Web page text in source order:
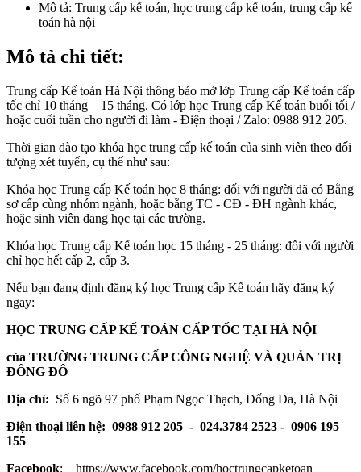
Mô tả: Trung cấp kế toán, học trung cấp kế toán, trung cấp kế
toán hà nội
Mô tả chi tiết:
Trung cấp Kế toán Hà Nội thông báo mở lớp Trung cấp Kế toán cấp
tốc chỉ 10 tháng – 15 tháng. Có lớp học Trung cấp Kế toán buổi tối /
hoặc cuối tuần cho người đi làm - Điện thoại / Zalo: 0988 912 205.
Thời gian đào tạo khóa học trung cấp kế toán của sinh viên theo đối
tượng xét tuyển, cụ thể như sau:
Khóa học Trung cấp Kế toán học 8 tháng: đối với người đã có Bằng
sơ cấp cùng nhóm ngành, hoặc bằng TC - CĐ - ĐH ngành khác,
hoặc sinh viên đang học tại các trường.
Khóa học Trung cấp Kế toán học 15 tháng - 25 tháng: đối với người
chỉ học hết cấp 2, cấp 3.
Nếu bạn đang định đăng ký học Trung cấp Kế toán hãy đăng ký
ngay:
HỌC TRUNG CẤP KẾ TOÁN CẤP TỐC TẠI HÀ NỘI
của TRƯỜNG TRUNG CẤP CÔNG NGHỆ VÀ QUẢN TRỊ
ĐÔNG ĐÔ
Địa chỉ: Số 6 ngõ 97 phố Phạm Ngọc Thạch, Đống Đa, Hà Nội
Điện thoại liên hệ: 0988 912 205 - 024.3784 2523 - 0906 195
155
Facebook: https://www.facebook.com/hoctrungcapketoan